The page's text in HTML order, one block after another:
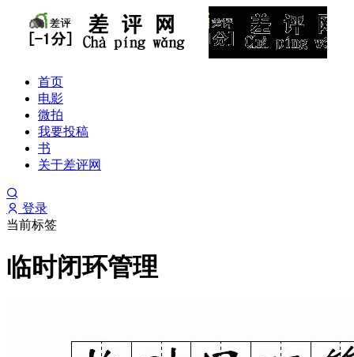
首页
电影
微拍
我要投稿
书
关于差评网
登录
当前标签
临时闭环管理